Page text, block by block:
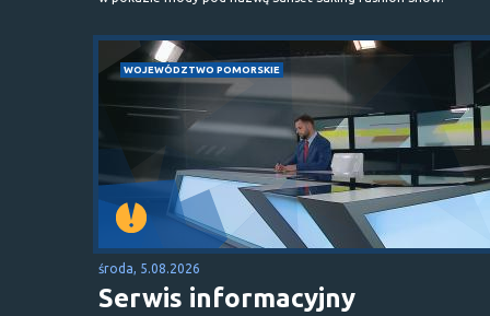
WOJEWÓDZTWO POMORSKIE
środa, 5.08.2026
Serwis informacyjny